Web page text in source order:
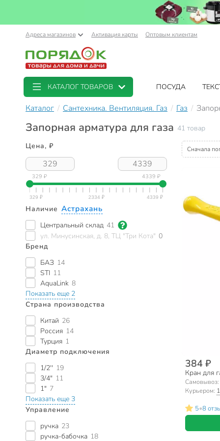
Адреса магазинов Активация карты Оптовым клиентам
КАТАЛОГ ТОВАРОВ ПОСУДА
Каталог Сантехника. Вентиляция. Газ Газ
Запорная арматура для газа 41 товар
Цена, ₽
329 ₽ 4339 ₽
Наличие Астрахань
Центральный склад 41
ул. Минусинская, д. 8, ТЦ "Три Кота" 0
Бренд
БАЗ 14
STI 11
AquaLink 8
Показать еще 2
Страна производства
Китай 26
Россия 14
Турция 1
Диаметр подключения
1/2'' 19
3/4" 11
1" 7
Показать еще 3
Управление
ручка 23
ручка-бабочка 18
Сначала
384 ₽
Кран для
Самовывоз:
Курьером:
5•8